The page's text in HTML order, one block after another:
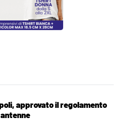
approvato il regolamento